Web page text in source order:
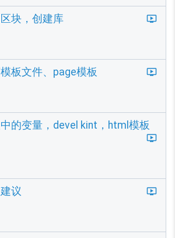
块，创建库
板文件、page模板
的变量，devel kint，html模板
议